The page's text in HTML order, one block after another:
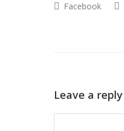
Facebook
Leave a reply